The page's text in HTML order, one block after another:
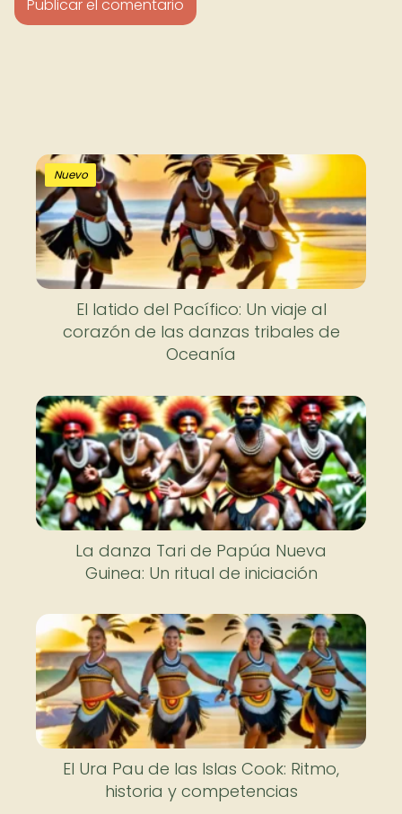
Nuevo
El latido del Pacífico: Un viaje al
corazón de las danzas tribales de
Oceanía
La danza Tari de Papúa Nueva
Guinea: Un ritual de iniciación
El Ura Pau de las Islas Cook: Ritmo,
historia y competencias